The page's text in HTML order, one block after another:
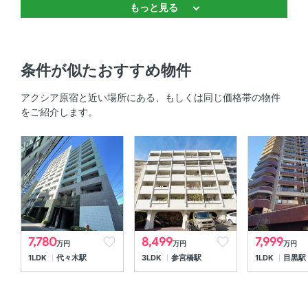
浴室乾燥機 、 独立洗面台
システムキッチン
セキュリティ
共用部
エレベーター 、 宅配ボックス
もっと見る
条件が似たおすすめ物件
アクシア原宿と近い場所にある、もしくは同じ価格帯の物件
をご紹介します。
7,780万円
1LDK 代々木駅
8,499万円
3LDK 参宮橋駅
7,999万円
1LDK 目黒駅